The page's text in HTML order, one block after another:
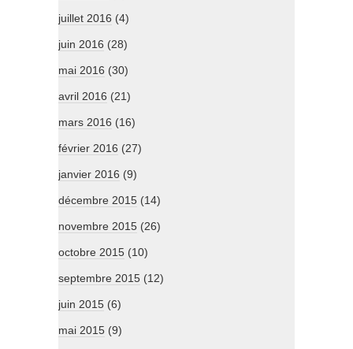
juillet 2016 (4)
juin 2016 (28)
mai 2016 (30)
avril 2016 (21)
mars 2016 (16)
février 2016 (27)
janvier 2016 (9)
décembre 2015 (14)
novembre 2015 (26)
octobre 2015 (10)
septembre 2015 (12)
juin 2015 (6)
mai 2015 (9)